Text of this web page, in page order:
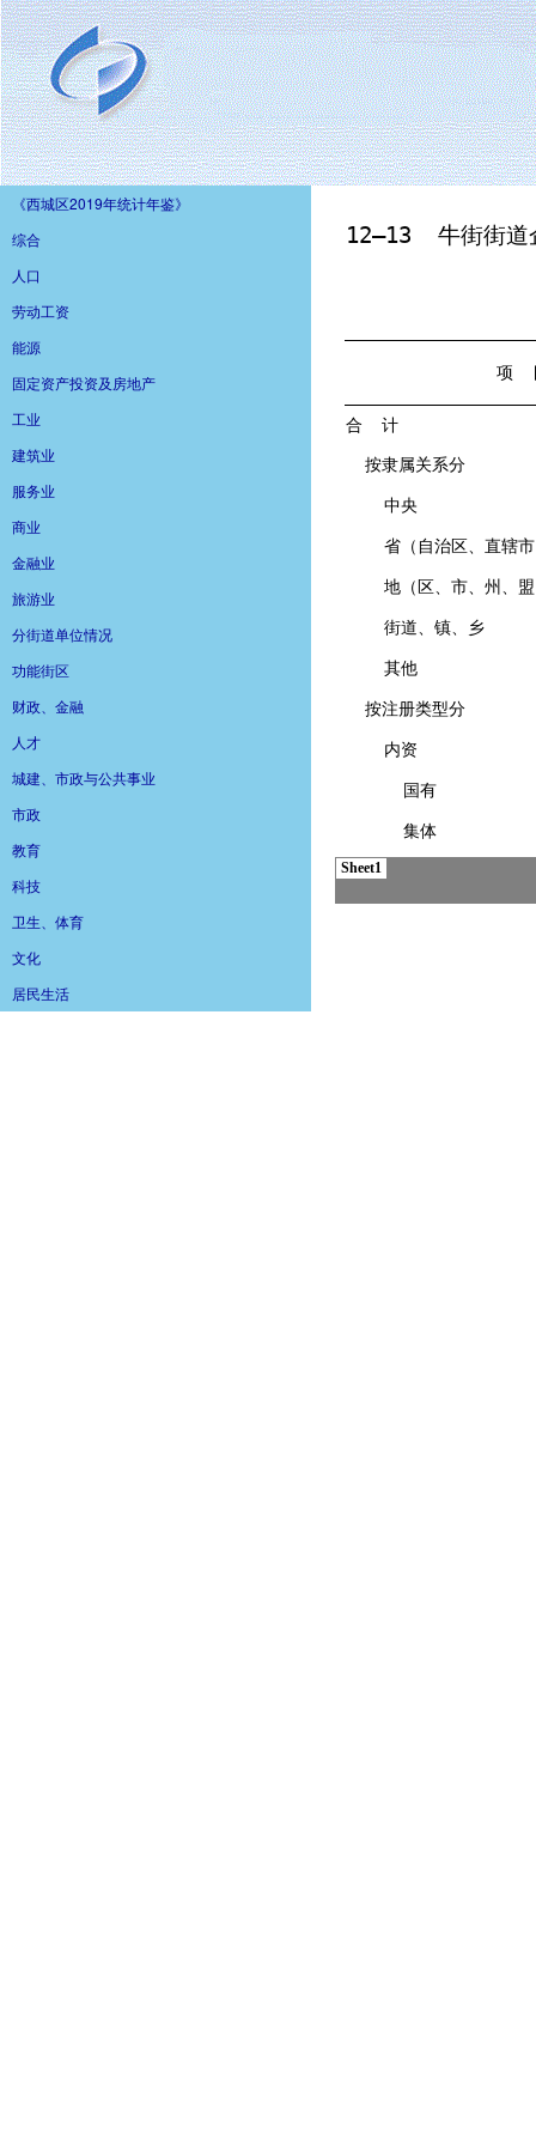
《西城区2019年统计年鉴》
综合
人口
劳动工资
能源
固定资产投资及房地产
工业
建筑业
服务业
商业
金融业
旅游业
分街道单位情况
功能街区
财政、金融
人才
城建、市政与公共事业
市政
教育
科技
卫生、体育
文化
居民生活